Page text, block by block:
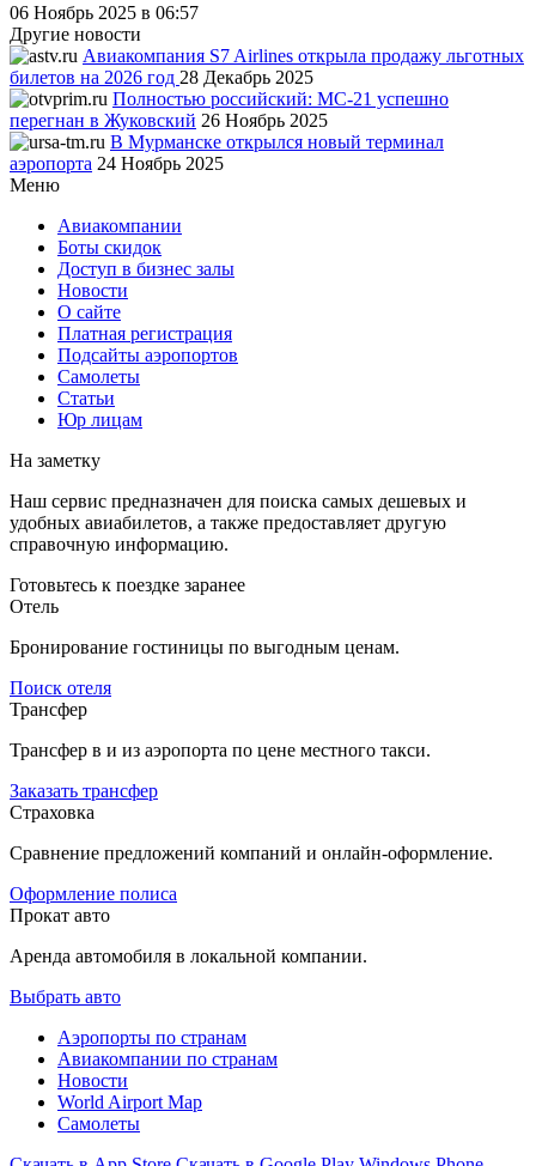
06 Ноябрь 2025 в 06:57
Другие новости
Авиакомпания S7 Airlines открыла продажу льготных
билетов на 2026 год 28 Декабрь 2025
Полностью российский: МС-21 успешно
перегнан в Жуковский 26 Ноябрь 2025
В Мурманске открылся новый терминал
аэропорта 24 Ноябрь 2025
Меню
Авиакомпании
Боты скидок
Доступ в бизнес залы
Новости
О сайте
Платная регистрация
Подсайты аэропортов
Самолеты
Статьи
Юр лицам
На заметку
Наш сервис предназначен для поиска самых дешевых и
удобных авиабилетов, а также предоставляет другую
справочную информацию.
Готовьтесь к поездке заранее
Отель
Бронирование гостиницы по выгодным ценам.
Поиск отеля
Трансфер
Трансфер в и из аэропорта по цене местного такси.
Заказать трансфер
Страховка
Сравнение предложений компаний и онлайн-оформление.
Оформление полиса
Прокат авто
Аренда автомобиля в локальной компании.
Выбрать авто
Аэропорты по странам
Авиакомпании по странам
Новости
World Airport Map
Самолеты